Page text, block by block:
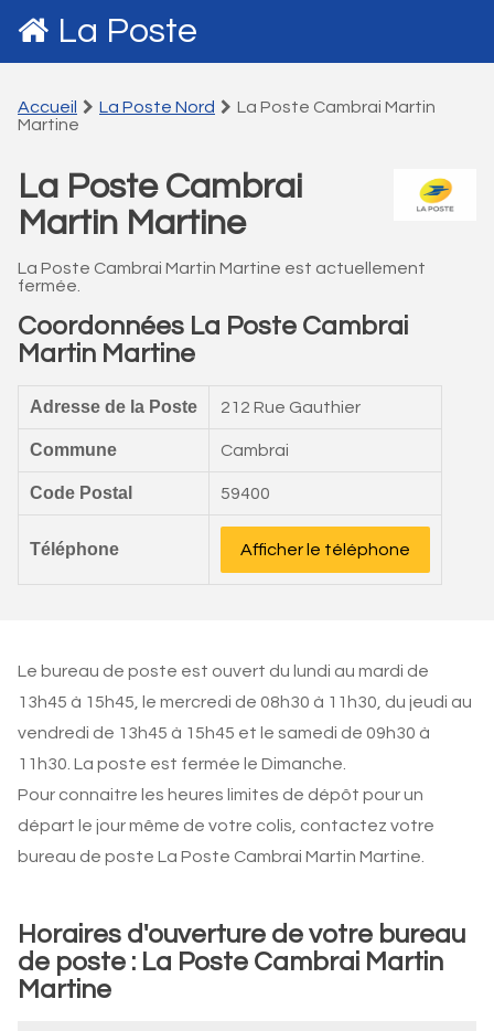
La Poste
Accueil La Poste Nord
La Poste Cambrai Martin
Martine
La Poste Cambrai
Martin Martine
La Poste Cambrai Martin Martine est actuellement
fermée.
Coordonnées La Poste Cambrai
Martin Martine
Adresse de la Poste 212 Rue Gauthier
Commune Cambrai
Code Postal 59400
Téléphone Afficher le téléphone
Le bureau de poste est ouvert du lundi au mardi de
13h45 à 15h45, le mercredi de 08h30 à 11h30, du jeudi au
vendredi de 13h45 à 15h45 et le samedi de 09h30 à
11h30. La poste est fermée le Dimanche.
Pour connaitre les heures limites de dépôt pour un
départ le jour même de votre colis, contactez votre
bureau de poste La Poste Cambrai Martin Martine.
Horaires d'ouverture de votre bureau
de poste : La Poste Cambrai Martin
Martine